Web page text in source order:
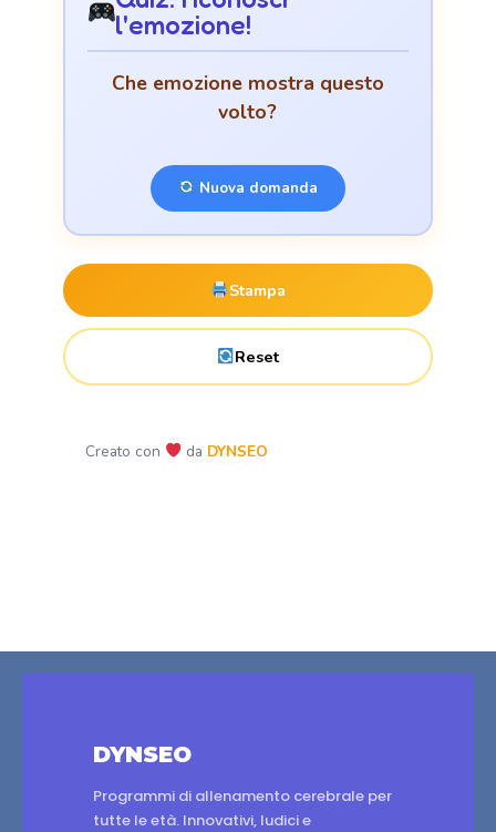
l'emozione!
Che emozione mostra questo
volto?
Nuova domanda
Stampa
Reset
Creato con da DYNSEO
DYNSEO
Programmi di allenamento cerebrale per
tutte le età. Innovativi, ludici e